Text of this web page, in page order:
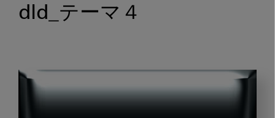
dld_テーマ４